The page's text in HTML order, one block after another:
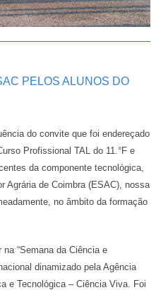
PELOS ALUNOS DO
do convite que foi endereçado
Profissional TAL do 11.°F e
da componente tecnológica,
Agrária de Coimbra (ESAC), nossa
no âmbito da formação
“Semana da Ciência e
dinamizado pela Agência
e Tecnológica – Ciência Viva. Foi